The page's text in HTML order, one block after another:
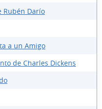
Rubén Darío
a un Amigo
de Charles Dickens